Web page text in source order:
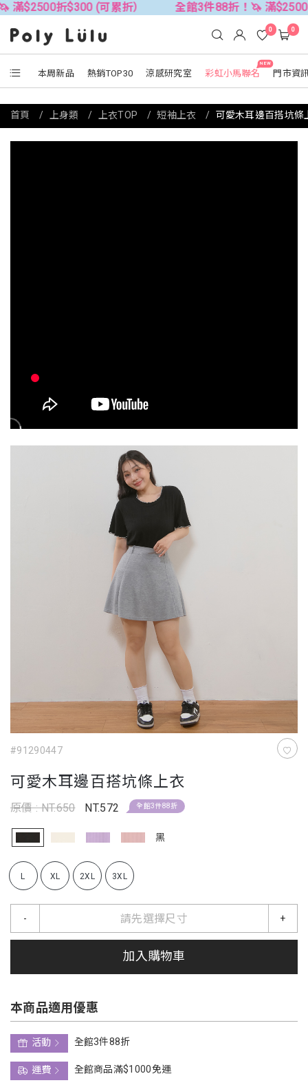
$300 (可累折） 全館3件88折！🦄 滿$2500折$300 (
本周新品 熱銷TOP30 涼感研究室
NEW
彩虹小馬聯名 門市資
0 0
#91290447
可愛木耳邊百搭坑條上衣
原價 : NT.650 NT.572 全館3件88折
黑
L XL 2XL 3XL
請先選擇尺寸
- +
加入購物車
本商品適用優惠
活動
全館3件88折
運費
全館商品滿$1000免運
首頁 上身類 上衣TOP 短袖上衣 可愛木耳邊百搭坑條